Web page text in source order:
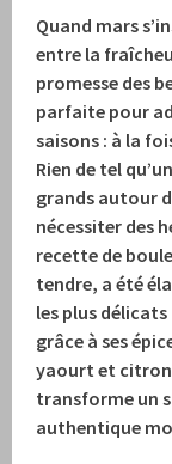
Quand mars
entre la
promesse des
parfaite pour
saisons : à la
Rien de tel
grands autour
nécessiter des
recette de
tendre, a été
les plus
grâce à ses
yaourt et citron
transforme un
authentique